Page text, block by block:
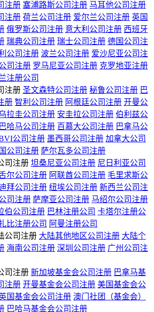
注册 塞浦路斯公司注册 马耳他公司注册
注册 荷兰公司注册 爱尔兰公司注册 英国
俄罗斯公司注册 意大利公司注册 西班牙
瑞典公司注册 瑞士公司注册 德国公司注
公司注册 波兰公司注册 爱沙尼亚公司注
司注册 罗马尼亚公司注册 克罗地亚注册
注册公司
注册 圣文森特公司注册 秘鲁公司注册 巴
册 智利公司注册 阿根廷公司注册 开曼公
拉圭公司注册 安圭拉公司注册 伯利兹公
巴哈马公司注册 百慕大公司注册 巴拿马公
公司注册 墨西哥公司注册 加拿大公司
公司注册 萨尔瓦多公司注册
司注册 坦桑尼亚公司注册 尼日利亚公司
尔公司注册 阿联酋公司注册 毛里求斯公
拜公司注册 纽埃公司注册 新西兰公司注
司注册 萨摩亚公司注册 马绍尔公司注册
伯公司注册 巴林注册公司 卡塔尔注册公
比注册公司 阿曼注册公司
公司注册 大陆其他地区公司注册 大陆个
海南公司注册 深圳公司注册 广州公司注
司注册 新加坡基金会公司注册 巴拿马基
注册 开曼基金会公司注册 美国基金会公
国基金会公司注册 澳门社团（基金会）
巴哈马基金会公司注册